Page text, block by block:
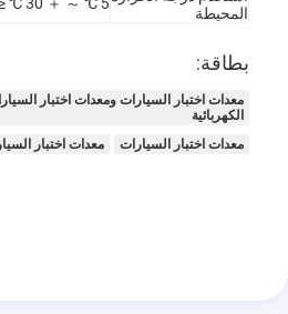
المحيطة
بطاقة:
معدات اختبار السيارات ومعدات اختبار
الكهربائية
معدات اختبار السيارات
معدات اختبار